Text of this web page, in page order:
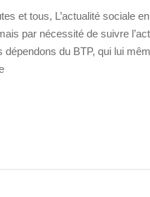
et tous, L’actualité sociale
par nécessité de suivre
dépendons du BTP, qui lui